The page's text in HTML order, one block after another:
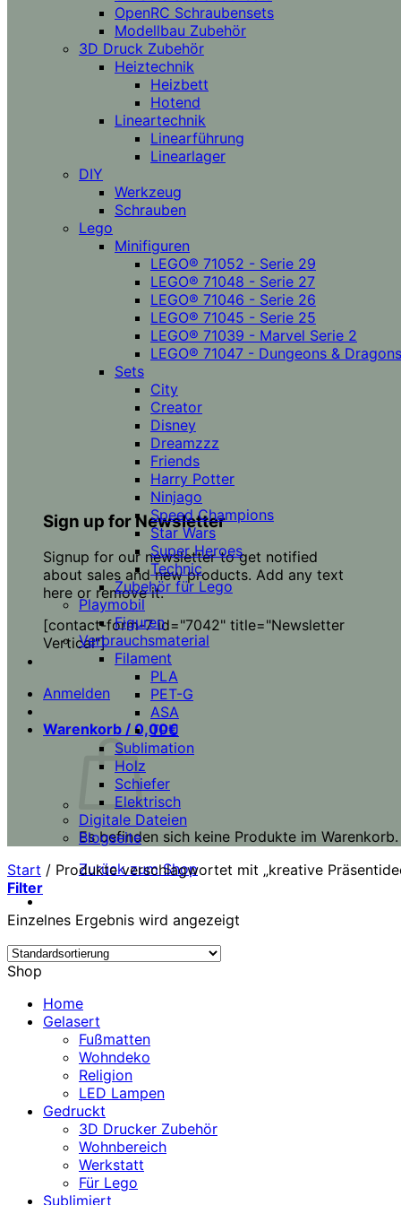
Sign up for Newsletter
Signup for our newsletter to get notified
about sales and new products. Add any text
here or remove it.
[contact-form-7 id="7042" title="Newsletter
Vertical"]
Anmelden
Warenkorb / 0,00€
Es befinden sich keine Produkte im Warenkorb.
Zurück zum Shop
OpenRC Schraubensets
Modellbau Zubehör
3D Druck Zubehör
Heiztechnik
Heizbett
Hotend
Lineartechnik
Linearführung
Linearlager
DIY
Werkzeug
Schrauben
Lego
Minifiguren
LEGO® 71052 - Serie 29
LEGO® 71048 - Serie 27
LEGO® 71046 - Serie 26
LEGO® 71045 - Serie 25
LEGO® 71039 - Marvel Serie 2
LEGO® 71047 - Dungeons & Dragons
Sets
City
Creator
Disney
Dreamzzz
Friends
Harry Potter
Ninjago
Speed Champions
Star Wars
Super Heroes
Technic
Zubehör für Lego
Playmobil
Figuren
Verbrauchsmaterial
Filament
PLA
PET-G
ASA
TPU
Sublimation
Holz
Schiefer
Elektrisch
Digitale Dateien
Blogseite
Start / Produkte verschlagwortet mit „kreative
Filter
Einzelnes Ergebnis wird angezeigt
Shop
Home
Gelasert
Fußmatten
Wohndeko
Religion
LED Lampen
Gedruckt
3D Drucker Zubehör
Wohnbereich
Werkstatt
Für Lego
Sublimiert